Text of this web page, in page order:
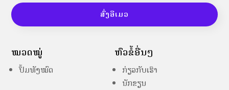
ສົ່ງອີເມວ
ໝວດໝູ່
ປຶ້ມທັງໝົດ
ຫົວຂໍ້ອື່ນໆ
ກ່ຽວກັບເຮົາ
ນັກຂຽນ